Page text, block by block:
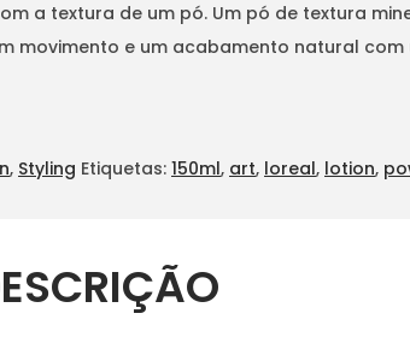
a textura de um pó. Um pó de textura
movimento e um acabamento natural com
, Styling Etiquetas: 150ml, art, loreal, lotion,